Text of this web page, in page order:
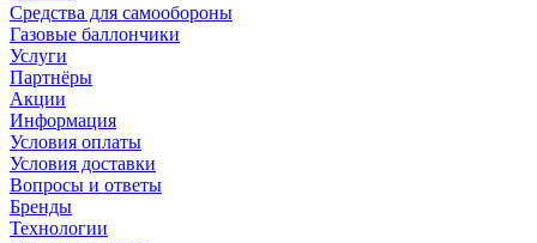
Средства для самообороны
Газовые баллончики
Услуги
Партнёры
Акции
Информация
Условия оплаты
Условия доставки
Вопросы и ответы
Бренды
Технологии